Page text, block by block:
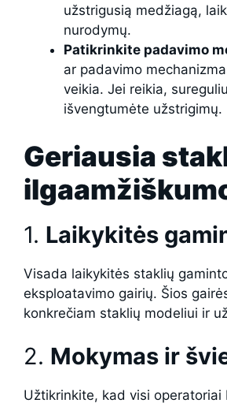
užstrigusią medžiagą,
nurodymų.
Patikrinkite padavimo
ar padavimo
veikia. Jei reikia,
išvengtumėte užstrigimų.
Geriausia
1. Laikykitės
Visada laikykitės staklių
eksploatavimo gairių. Šios
konkrečiam staklių modeliui ir
2. Mokymas ir
Užtikrinkite, kad visi